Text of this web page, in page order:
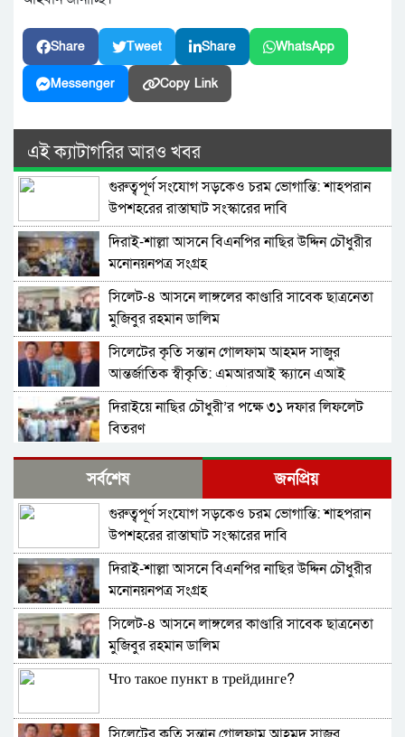
Share Tweet Share WhatsApp
Messenger Copy Link
এই ক্যাটাগরির আরও খবর
গুরুত্বপূর্ণ সংযোগ সড়কেও চরম ভোগান্তি: শাহপরান
উপশহরের রাস্তাঘাট সংস্কারের দাবি
দিরাই-শাল্লা আসনে বিএনপির নাছির উদ্দিন চৌধুরীর
মনোনয়নপত্র সংগ্রহ
সিলেট-৪ আসনে লাঙ্গলের কাণ্ডারি সাবেক ছাত্রনেতা
মুজিবুর রহমান ডালিম
সিলেটের কৃতি সন্তান গোলফাম আহমদ সাজুর
আন্তর্জাতিক স্বীকৃতি: এমআরআই স্ক্যানে এআই
প্রয়োগে পিএইচডি অর্জন
দিরাইয়ে নাছির চৌধুরী’র পক্ষে ৩১ দফার লিফলেট
বিতরণ
কোম্পানীগঞ্জে বিএনপির ‘রাষ্ট্র কাঠামো মেরামত’ ৩১
দফার লিফলেট বিতরণ ও গণসংযোগ
জকিগঞ্জে আইনের তোয়াক্কা নেই! খাসজমি দখল করে
নির্বিঘ্নে ভবন বানাচ্ছেন সোনাসার বাজার কমিটির নেতা
আলাউদ্দিন আলাই
বন্ধ থাকবে সিলেটের ৭টি এলাকায় দীর্ঘ ৯ ঘণ্টা বিদ্যুৎ
নিরাপত্তাহীনতায় লাভলুর পরিবার: সিলেটে সশস্ত্র
হামলায়, লুন্ঠিত অর্থ-স্বর্ণ
জলবায়ূ পরিবর্তনে হুমকির মুখে সিলেট
সর্বশেষ জনপ্রিয়
গুরুত্বপূর্ণ সংযোগ সড়কেও চরম ভোগান্তি: শাহপরান
উপশহরের রাস্তাঘাট সংস্কারের দাবি
দিরাই-শাল্লা আসনে বিএনপির নাছির উদ্দিন চৌধুরীর
মনোনয়নপত্র সংগ্রহ
সিলেট-৪ আসনে লাঙ্গলের কাণ্ডারি সাবেক ছাত্রনেতা
মুজিবুর রহমান ডালিম
Что такое пункт в трейдинге?